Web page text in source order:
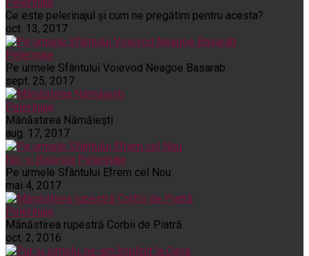
Ce este pelerinajul şi cum ne pregătim pentru acesta?
oct. 13, 2017
Pelerinaje
Pe urmele Sfântului Voievod Neagoe Basarab
sept. 25, 2017
Pelerinaje
Mănăstirea Nămăiești
aug. 17, 2017
Noi și Biserica Pelerinaje
Pe urmele Sfântului Efrem cel Nou
mai 4, 2017
Pelerinaje
Mănăstirea rupestră Corbii de Piatră
oct. 2, 2016